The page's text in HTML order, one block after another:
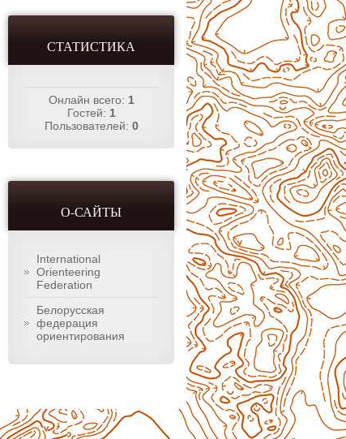
СТАТИСТИКА
Онлайн всего: 1
Гостей: 1
Пользователей: 0
О-САЙТЫ
International
Orienteering
Federation
Белорусская
федерация
ориентирования